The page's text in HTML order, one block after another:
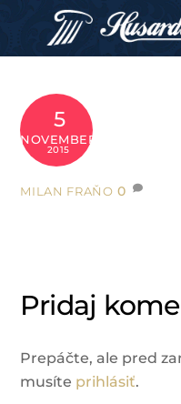
content
5
NOVEMBER
2015
MILAN FRAŇO 0
Pridaj
Prepáčte, ale pred
musíte prihlásiť.